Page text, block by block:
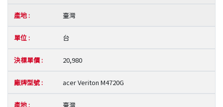
臺灣
台
20,980
acer Veriton M4720G
臺灣